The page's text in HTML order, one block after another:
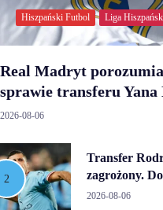
Hiszpański Futbol Liga
Real Madryt
sprawie transferu Yana
2026-08-06
Transfer
zagrożony.
2026-08-06